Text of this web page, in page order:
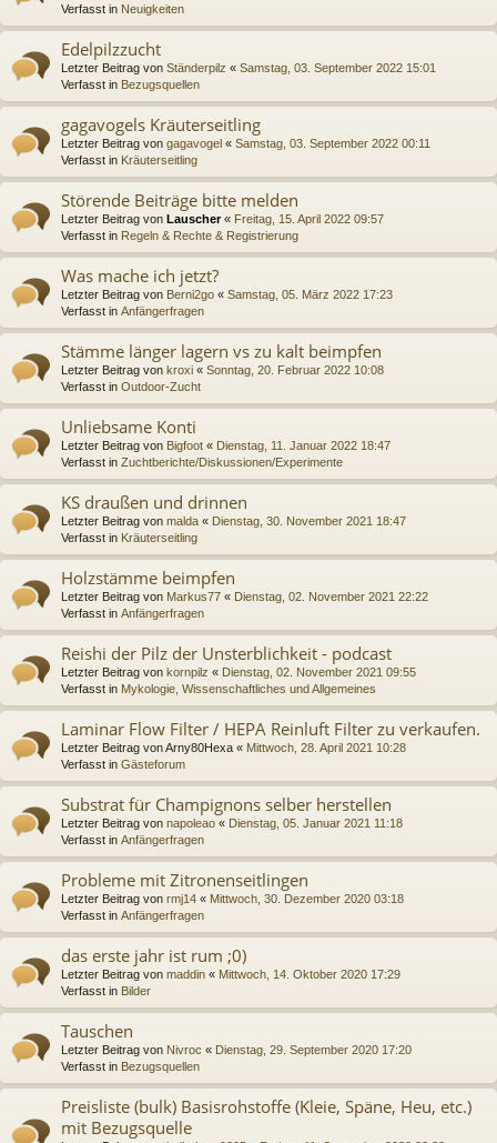
Verfasst in Neuigkeiten
Edelpilzzucht
Letzter Beitrag von Ständerpilz « Samstag, 03. September 2022 15:01
Verfasst in Bezugsquellen
gagavogels Kräuterseitling
Letzter Beitrag von gagavogel « Samstag, 03. September 2022 00:11
Verfasst in Kräuterseitling
Störende Beiträge bitte melden
Letzter Beitrag von Lauscher« Freitag, 15. April 2022 09:57
Verfasst in Regeln & Rechte & Registrierung
Was mache ich jetzt?
Letzter Beitrag von Berni2go « Samstag, 05. März 2022 17:23
Verfasst in Anfängerfragen
Stämme länger lagern vs zu kalt beimpfen
Letzter Beitrag von kroxi « Sonntag, 20. Februar 2022 10:08
Verfasst in Outdoor-Zucht
Unliebsame Konti
Letzter Beitrag von Bigfoot « Dienstag, 11. Januar 2022 18:47
Verfasst in Zuchtberichte/Diskussionen/Experimente
KS draußen und drinnen
Letzter Beitrag von malda « Dienstag, 30. November 2021 18:47
Verfasst in Kräuterseitling
Holzstämme beimpfen
Letzter Beitrag von Markus77 « Dienstag, 02. November 2021 22:22
Verfasst in Anfängerfragen
Reishi der Pilz der Unsterblichkeit - podcast
Letzter Beitrag von kornpilz « Dienstag, 02. November 2021 09:55
Verfasst in Mykologie, Wissenschaftliches und Allgemeines
Laminar Flow Filter / HEPA Reinluft Filter zu verkaufen.
Letzter Beitrag vonArny80Hexa « Mittwoch, 28. April 2021 10:28
Verfasst in Gästeforum
Substrat für Champignons selber herstellen
Letzter Beitrag von napoleao « Dienstag, 05. Januar 2021 11:18
Verfasst in Anfängerfragen
Probleme mit Zitronenseitlingen
Letzter Beitrag von rmj14 « Mittwoch, 30. Dezember 2020 03:18
Verfasst in Anfängerfragen
das erste jahr ist rum ;0)
Letzter Beitrag von maddin « Mittwoch, 14. Oktober 2020 17:29
Verfasst in Bilder
Tauschen
Letzter Beitrag von Nivroc « Dienstag, 29. September 2020 17:20
Verfasst in Bezugsquellen
Preisliste (bulk) Basisrohstoffe (Kleie, Späne, Heu, etc.)
mit Bezugsquelle